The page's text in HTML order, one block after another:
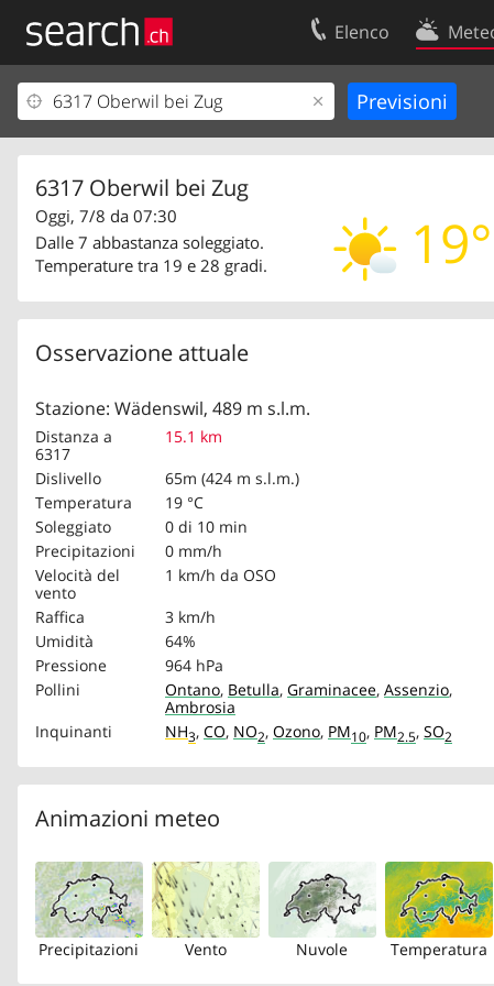
Elenco
6317 Oberwil bei Zug
19°
Oggi, 7/8 da 07:30
Dalle 7 abbastanza soleggiato.
Temperature tra 19 e 28 gradi.
Osservazione attuale
Stazione: Wädenswil, 489 m s.l.m.
Distanza a
6317
15.1 km
Dislivello
65m (424 m s.l.m.)
Temperatura
19 °C
Soleggiato
0 di 10 min
Precipitazioni
0 mm/h
Velocità del
vento
1 km/h da OSO
Raffica
3 km/h
Umidità
64%
Pressione
964 hPa
Pollini
Ontano, Betulla, Graminacee, Assenzio,
Ambrosia
Inquinanti
NH3, CO, NO2, Ozono, PM10, PM2.5, SO2
Animazioni meteo
Precipitazioni Vento Nuvole Temperatura
Il vostro profolio
Area clienti
Informazioni Legali
Contatti
Condizioni